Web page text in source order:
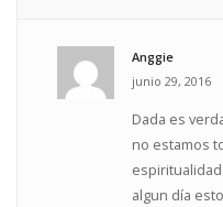
Anggie
junio 29, 2016
Dada es
no estamos
algun día